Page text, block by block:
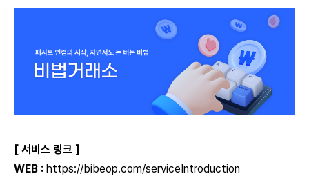
[ 서비스 링크 ]
WEB : https://bibeop.com/serviceIntroduction